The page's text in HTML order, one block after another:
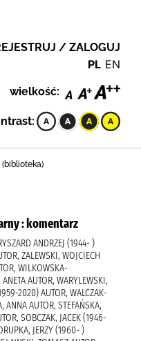
/ ZALOGUJ
PL EN
wielkość:
(biblioteka)
: komentarz
ANDRZEJ (1944- )
ZALEWSKI, WOJCIECH
WILKOWSKA-
AUTOR, WARYLEWSKI,
2020) AUTOR, WALCZAK-
ANNA AUTOR, STEFAŃSKA,
SOBCZAK, JACEK (1946-
JERZY (1960- )